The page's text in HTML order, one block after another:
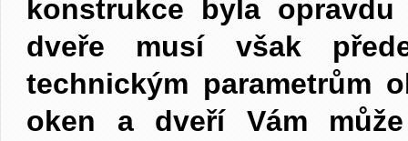
konstrukce byla
dveře musí však
technickým parametrům
oken a dveří Vám